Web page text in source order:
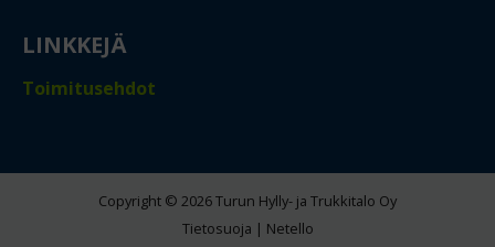
LINKKEJÄ
Toimitusehdot
Copyright © 2026 Turun Hylly- ja Trukkitalo Oy
Tietosuoja | Netello